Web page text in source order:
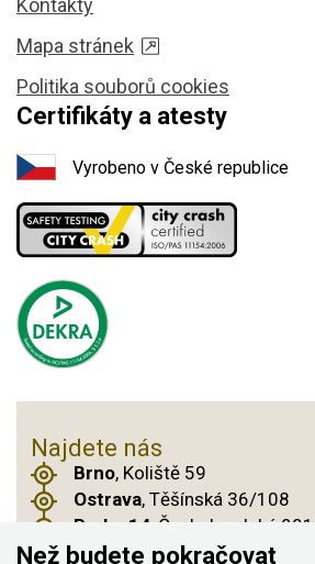
Kontakty
Mapa stránek
Politika souborů cookies
Certifikáty a atesty
Vyrobeno v České republice
Najdete nás
Brno, Koliště 59
Ostrava, Těšínská 36/108
Praha 14, Českobrodská 901
Než budete pokračovat